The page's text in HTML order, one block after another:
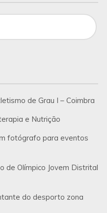
de Grau I – Coimbra
e Nutrição
fotógrafo para eventos
de Olímpico Jovem Distrital
do desporto zona